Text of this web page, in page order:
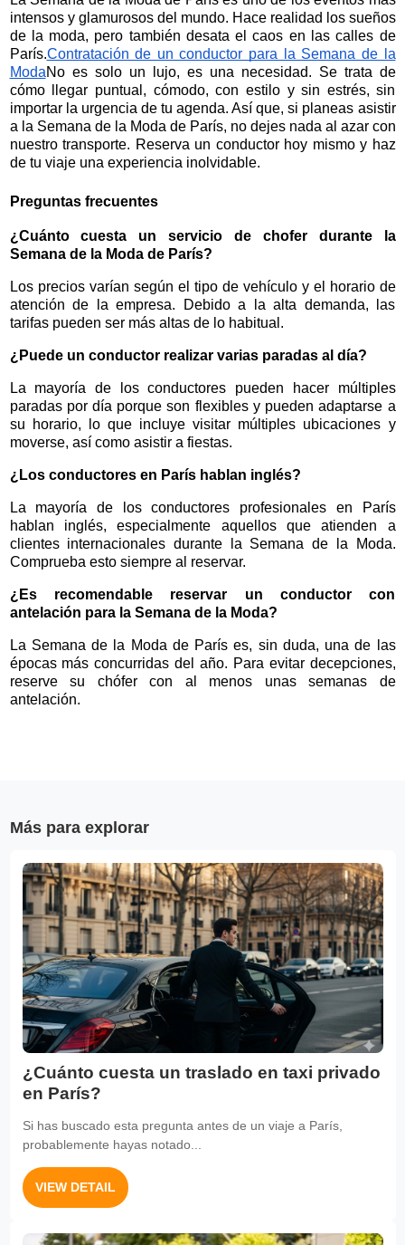
intensos y glamurosos del mundo. Hace realidad los sueños
de la moda, pero también desata el caos en las calles de
París.Contratación de un conductor para la Semana de la
ModaNo es solo un lujo, es una necesidad. Se trata de
cómo llegar puntual, cómodo, con estilo y sin estrés, sin
importar la urgencia de tu agenda. Así que, si planeas asistir
a la Semana de la Moda de París, no dejes nada al azar con
nuestro transporte. Reserva un conductor hoy mismo y haz
de tu viaje una experiencia inolvidable.
Preguntas frecuentes
¿Cuánto cuesta un servicio de chofer durante la
Semana de la Moda de París?
Los precios varían según el tipo de vehículo y el horario de
atención de la empresa. Debido a la alta demanda, las
tarifas pueden ser más altas de lo habitual.
¿Puede un conductor realizar varias paradas al día?
La mayoría de los conductores pueden hacer múltiples
paradas por día porque son flexibles y pueden adaptarse a
su horario, lo que incluye visitar múltiples ubicaciones y
moverse, así como asistir a fiestas.
¿Los conductores en París hablan inglés?
La mayoría de los conductores profesionales en París
hablan inglés, especialmente aquellos que atienden a
clientes internacionales durante la Semana de la Moda.
Comprueba esto siempre al reservar.
¿Es recomendable reservar un conductor con
antelación para la Semana de la Moda?
La Semana de la Moda de París es, sin duda, una de las
épocas más concurridas del año. Para evitar decepciones,
reserve su chófer con al menos unas semanas de
antelación.
Más para explorar
¿Cuánto cuesta un traslado en taxi privado
en París?
Si has buscado esta pregunta antes de un viaje a París,
probablemente hayas notado...
VIEW DETAIL